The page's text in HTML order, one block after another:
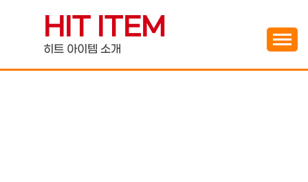
contentHIT ITEM
히트 아이템 소개